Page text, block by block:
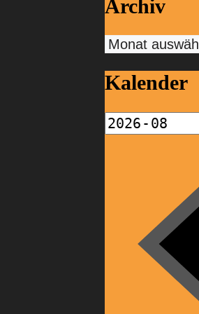
Archiv
Archiv
Kalender